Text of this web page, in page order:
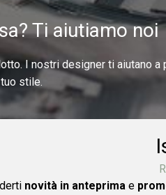
Ti aiutiamo noi
I nostri designer ti aiutano
stile.
novità in anteprimae